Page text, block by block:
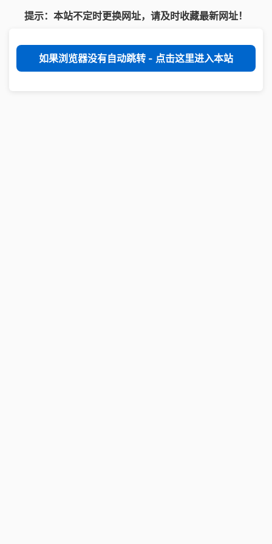
提示：本站不定时更换网址，请及时收藏最新网址！
如果浏览器没有自动跳转 - 点击这里进入本站